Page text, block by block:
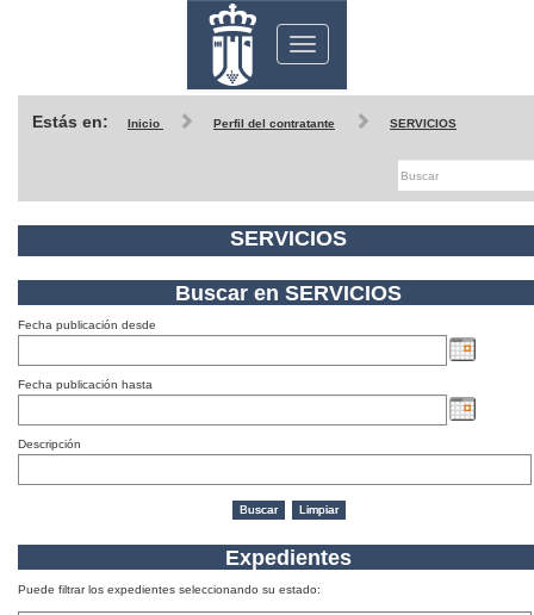
Toggle
navigation
Estás en: Inicio Perfil del contratante SERVICIOS
SERVICIOS
Buscar en SERVICIOS
Fecha publicación desde
Fecha publicación hasta
Descripción
Expedientes
Puede filtrar los expedientes seleccionando su estado: